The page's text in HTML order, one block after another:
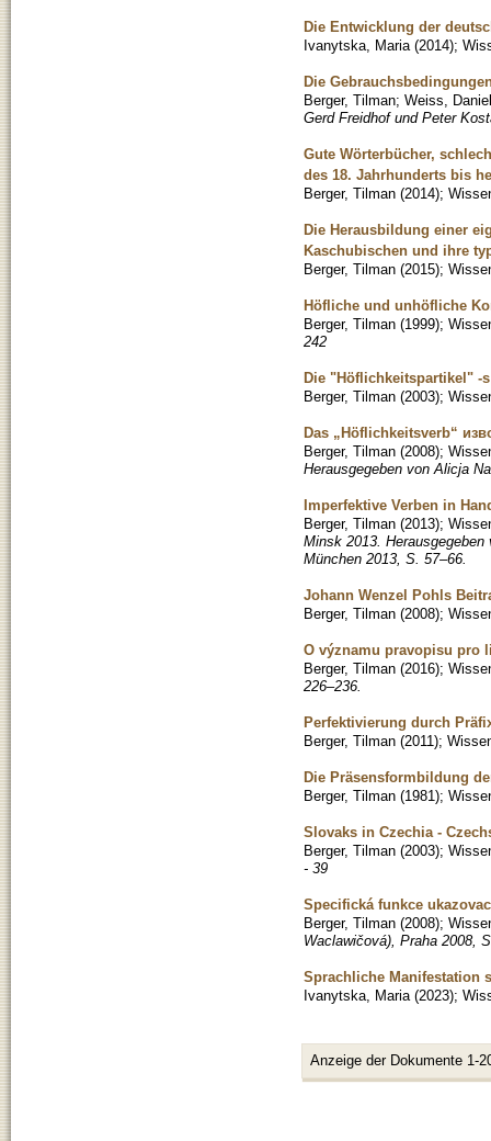
Die Entwicklung der
Ivanytska, Maria (2014);
Die
Berger, Tilman; Weiss, Daniel
Gerd Freidhof und Peter
Gute Wörterbücher,
des 18. Jahrhunderts bis
Berger, Tilman (2014);
Die Herausbildung einer
Kaschubischen und ihre
Berger, Tilman (2015);
Höfliche und unhöfliche
Berger, Tilman (1999);
242
Die "Höflichkeitspartikel" -
Berger, Tilman (2003);
Das „Höflichkeitsverb“
Berger, Tilman (2008);
Herausgegeben von Alicja
Imperfektive Verben in
Berger, Tilman (2013);
Minsk 2013.
München 2013, S. 57–66.
Johann Wenzel Pohls
Berger, Tilman (2008);
O významu pravopisu pro
Berger, Tilman (2016);
226–236.
Perfektivierung durch
Berger, Tilman (2011);
Die Präsensformbildung
Berger, Tilman (1981);
Slovaks in Czechia -
Berger, Tilman (2003);
- 39
Specifická funkce
Berger, Tilman (2008);
Waclawičová), Praha 2008,
Sprachliche Manifestation
Ivanytska, Maria (2023);
Anzeige der Dokumente 1-